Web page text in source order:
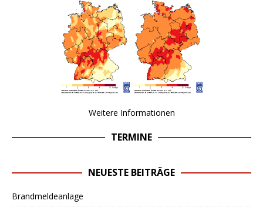
Weitere Informationen
TERMINE
NEUESTE BEITRÄGE
Brandmeldeanlage